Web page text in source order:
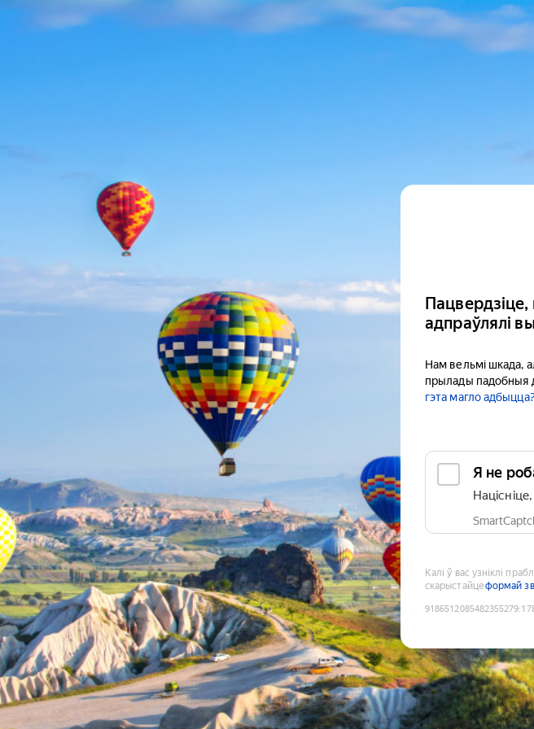
адпраўлялі
Нам вельмі шкада,
прылады падобныя
гэта магло
Я не
Калі ў вас узніклі
скарыстайцеформай
9186512085482355279: